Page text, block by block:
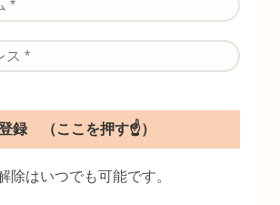
除はいつでも可能です。